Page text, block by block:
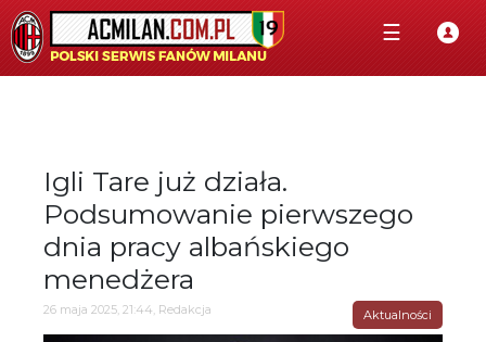
☰
Igli Tare już działa.
Podsumowanie pierwszego
dnia pracy albańskiego
menedżera
26 maja 2025, 21:44, Redakcja Aktualności